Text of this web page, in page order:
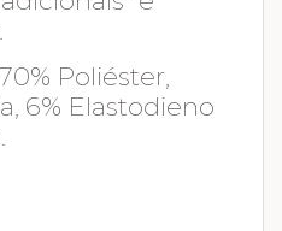
Poliéster,
6% Elastodieno